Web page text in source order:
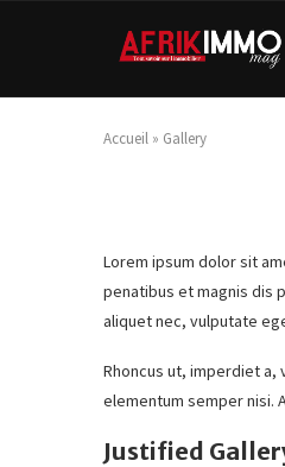
Accueil » Gallery
Lorem ipsum dolor sit
penatibus et magnis dis
aliquet nec, vulputate
Rhoncus ut, imperdiet a,
elementum semper nisi.
Justified